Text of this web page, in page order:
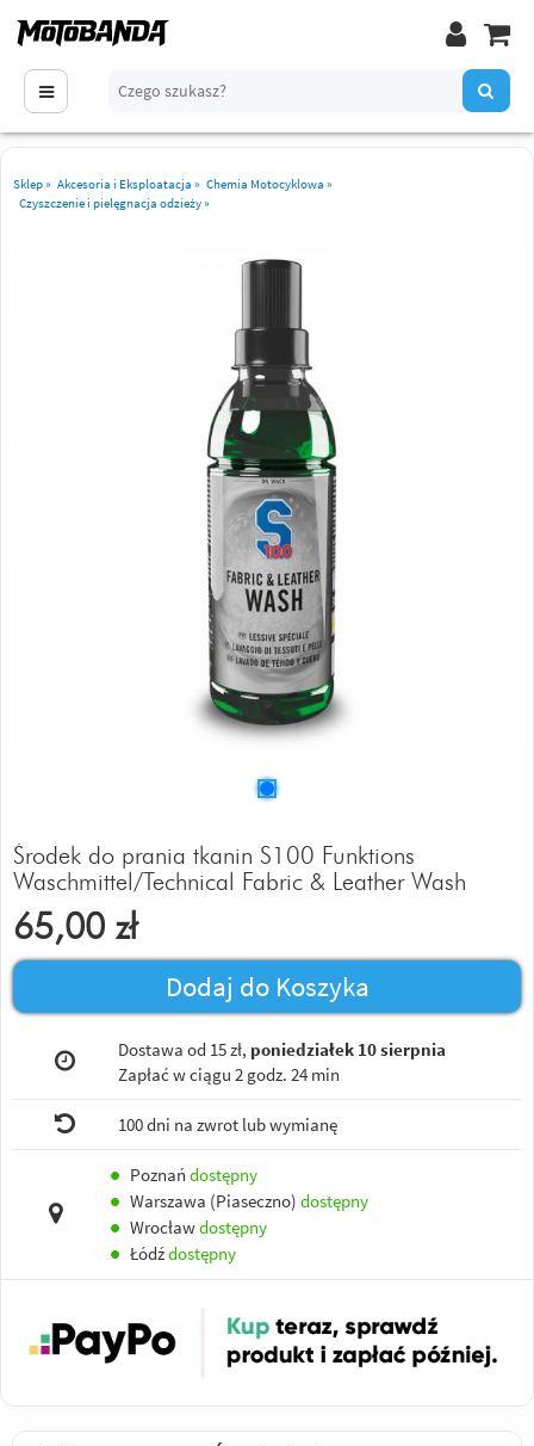
Sklep» Akcesoria i Eksploatacja » Chemia Motocyklowa »
Czyszczenie i pielęgnacja odzieży»
Środek do prania tkanin S100 Funktions
Waschmittel/Technical Fabric & Leather Wash
65,00 zł
Dodaj do Koszyka
Dostawa od 15 zł, poniedziałek 10 sierpnia
Zapłać w ciągu 2 godz. 24 min
100 dni na zwrot lub wymianę
● Poznań dostępny
● Warszawa (Piaseczno) dostępny
● Wrocławdostępny
● Łódźdostępny